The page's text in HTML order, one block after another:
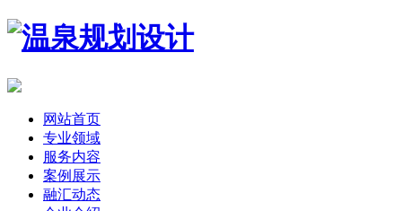
网站首页
专业领域
服务内容
案例展示
融汇动态